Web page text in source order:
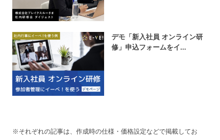
デモ「新入社員 オンライン研
修」申込フォームをイ...
※それぞれの記事は、作成時の仕様・価格設定などで掲載してお